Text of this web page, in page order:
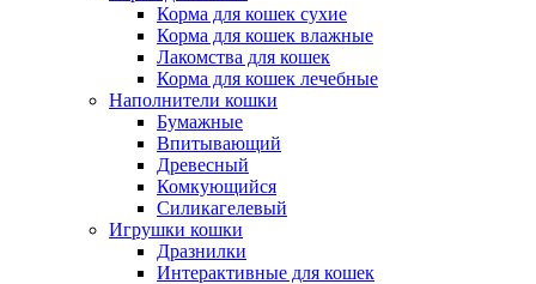
Корма для кошек сухие
Корма для кошек влажные
Лакомства для кошек
Корма для кошек лечебные
Наполнители кошки
Бумажные
Впитывающий
Древесный
Комкующийся
Силикагелевый
Игрушки кошки
Дразнилки
Интерактивные для кошек